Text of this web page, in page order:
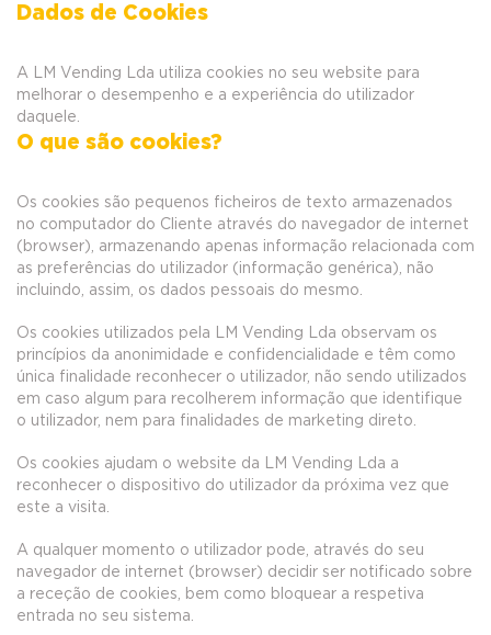
Dados de Cookies
A LM Vending Lda utiliza cookies no seu website para
melhorar o desempenho e a experiência do utilizador
daquele.
O que são cookies?
Os cookies são pequenos ficheiros de texto armazenados
no computador do Cliente através do navegador de internet
(browser), armazenando apenas informação relacionada com
as preferências do utilizador (informação genérica), não
incluindo, assim, os dados pessoais do mesmo.
Os cookies utilizados pela LM Vending Lda observam os
princípios da anonimidade e confidencialidade e têm como
única finalidade reconhecer o utilizador, não sendo utilizados
em caso algum para recolherem informação que identifique
o utilizador, nem para finalidades de marketing direto.
Os cookies ajudam o website da LM Vending Lda a
reconhecer o dispositivo do utilizador da próxima vez que
este a visita.
A qualquer momento o utilizador pode, através do seu
navegador de internet (browser) decidir ser notificado sobre
a receção de cookies, bem como bloquear a respetiva
entrada no seu sistema.